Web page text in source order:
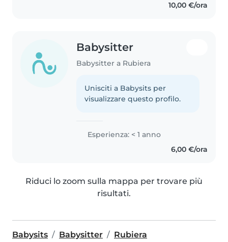
10,00 €/ora
Babysitter
Babysitter a Rubiera
Unisciti a Babysits per
visualizzare questo profilo.
Esperienza: < 1 anno
6,00 €/ora
Riduci lo zoom sulla mappa per trovare più
risultati.
Babysits Babysitter Rubiera